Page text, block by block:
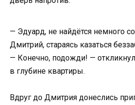
— Эдуард, не найдётся немного
Дмитрий, стараясь казаться
— Конечно, подожди! —
в глубине квартиры.
Вдруг до Дмитрия донеслись